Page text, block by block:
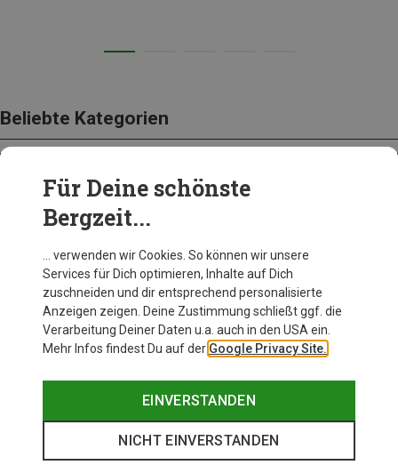
Beliebte Kategorien
BEKLEIDUNG
Für Deine schönste
Bergzeit...
… verwenden wir Cookies. So können wir unsere
Services für Dich optimieren, Inhalte auf Dich
zuschneiden und dir entsprechend personalisierte
Anzeigen zeigen. Deine Zustimmung schließt ggf. die
Verarbeitung Deiner Daten u.a. auch in den USA ein.
Mehr Infos findest Du auf der Google Privacy Site.
EINVERSTANDEN
NICHT EINVERSTANDEN